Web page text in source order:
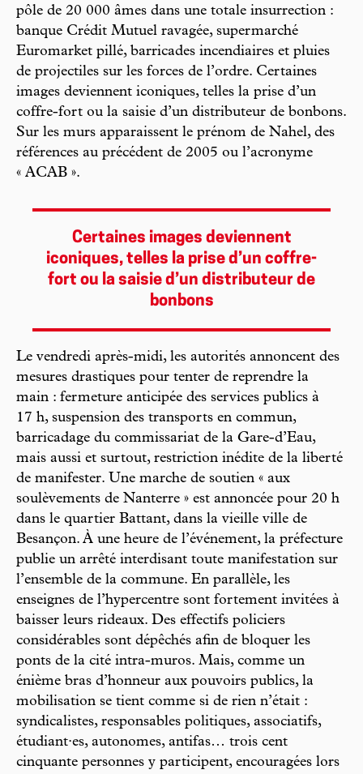
pôle de 20 000 âmes dans une totale insurrection :
banque Crédit Mutuel ravagée, supermarché
Euromarket pillé, barricades incendiaires et pluies
de projectiles sur les forces de l’ordre. Certaines
images deviennent iconiques, telles la prise d’un
coffre-fort ou la saisie d’un distributeur de bonbons.
Sur les murs apparaissent le prénom de Nahel, des
références au précédent de 2005 ou l’acronyme
« ACAB ».
Certaines images deviennent
iconiques, telles la prise d’un coffre-
fort ou la saisie d’un distributeur de
bonbons
Le vendredi après-midi, les autorités annoncent des
mesures drastiques pour tenter de reprendre la
main : fermeture anticipée des services publics à
17 h, suspension des transports en commun,
barricadage du commissariat de la Gare-d’Eau,
mais aussi et surtout, restriction inédite de la liberté
de manifester. Une marche de soutien « aux
soulèvements de Nanterre » est annoncée pour 20 h
dans le quartier Battant, dans la vieille ville de
Besançon. À une heure de l’événement, la préfecture
publie un arrêté interdisant toute manifestation sur
l’ensemble de la commune. En parallèle, les
enseignes de l’hypercentre sont fortement invitées à
baisser leurs rideaux. Des effectifs policiers
considérables sont dépêchés afin de bloquer les
ponts de la cité intra-muros. Mais, comme un
énième bras d’honneur aux pouvoirs publics, la
mobilisation se tient comme si de rien n’était :
syndicalistes, responsables politiques, associatifs,
étudiant·es, autonomes, antifas… trois cent
cinquante personnes y participent, encouragées lors